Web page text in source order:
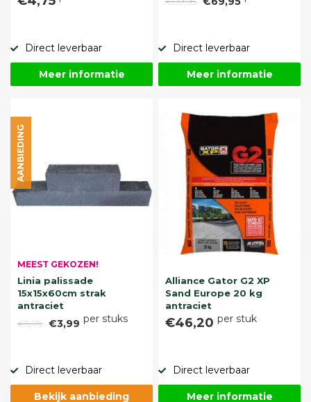
Direct leverbaar
Meer informatie
Direct leverbaar
Meer informatie
MEEST GEKOZEN!
Linia palissade
15x15x60cm strak
antraciet
€5,75 €3,99 per stuks
AANBIEDING
Direct leverbaar
Bekijk aanbieding
Alliance Gator G2 XP
Sand Europe 20 kg
antraciet
€46,20 per stuk
Direct leverbaar
Meer informatie